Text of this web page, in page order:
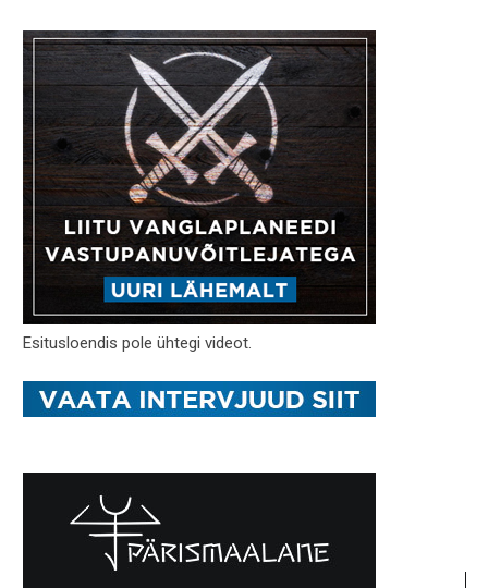
Esitusloendis pole ühtegi videot.